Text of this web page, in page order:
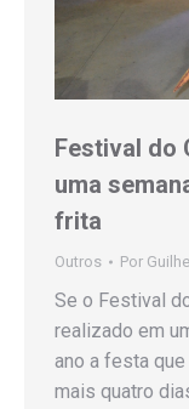
Festival do
uma
frita
Outros Por
Se o Festival
realizado em
ano a festa
mais quatro